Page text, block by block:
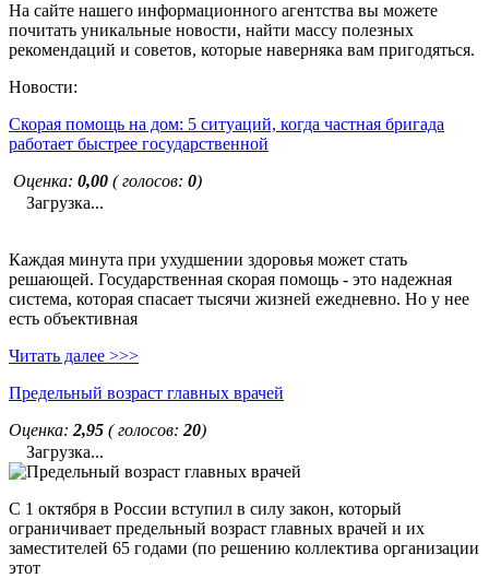
На сайте нашего информационного агентства вы можете
почитать уникальные новости, найти массу полезных
рекомендаций и советов, которые наверняка вам пригодяться.
Новости:
Скорая помощь на дом: 5 ситуаций, когда частная бригада
работает быстрее государственной
Оценка: 0,00 ( голосов: 0)
Загрузка...
Каждая минута при ухудшении здоровья может стать
решающей. Государственная скорая помощь - это надежная
система, которая спасает тысячи жизней ежедневно. Но у нее
есть объективная
Читать далее >>>
Предельный возраст главных врачей
Оценка: 2,95 ( голосов: 20)
Загрузка...
С 1 октября в России вступил в силу закон, который
ограничивает предельный возраст главных врачей и их
заместителей 65 годами (по решению коллектива организации
этот